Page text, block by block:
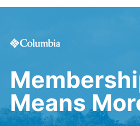
Means